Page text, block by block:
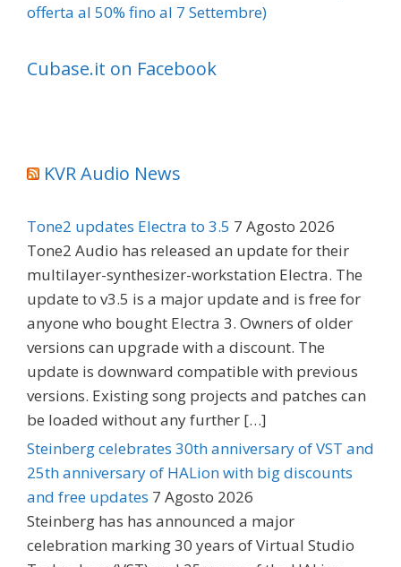
offerta al 50% fino al 7 Settembre)
Cubase.it on Facebook
KVR Audio News
Tone2 updates Electra to 3.5 7 Agosto 2026
Tone2 Audio has released an update for their
multilayer-synthesizer-workstation Electra. The
update to v3.5 is a major update and is free for
anyone who bought Electra 3. Owners of older
versions can upgrade with a discount. The
update is downward compatible with previous
versions. Existing song projects and patches can
be loaded without any further […]
Steinberg celebrates 30th anniversary of VST and
25th anniversary of HALion with big discounts
and free updates 7 Agosto 2026
Steinberg has has announced a major
celebration marking 30 years of Virtual Studio